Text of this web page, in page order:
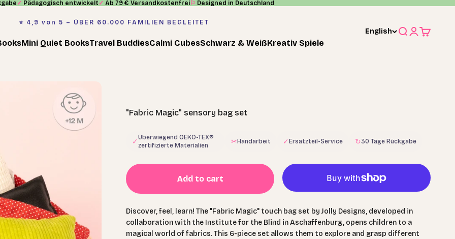
✓ Pädagogisch entwickelt ✓ Ab 79 € Versandkostenfrei⚐ Designed in Deutschland
⭐️ 4,9 von 5 – ÜBER 60.000 FAMILIEN BEGLEITET
Mini Quiet BooksTravel BuddiesCalmi CubesSchwarz & WeißKreativ Spiele
English Search
Login
Cart
"Fabric Magic" sensory bag set
✓ Überwiegend OEKO-TEX®
zertifizierte Materialien
✂ Handarbeit ✓ Ersatzteil-Service ↻30 Tage Rückgabe
Add to cart
Discover, feel, learn! The "Fabric Magic" touch bag set by Jolly Designs, developed in
collaboration with the Institute for the Blind in Aschaffenburg, opens children to a
magical world of fabrics. This 6-piece set allows them to explore and grasp different